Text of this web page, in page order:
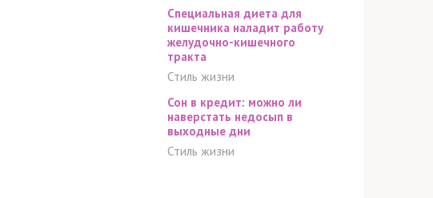
Специальная диета для
кишечника наладит работу
желудочно-кишечного
тракта
Стиль жизни
Сон в кредит: можно ли
наверстать недосып в
выходные дни
Стиль жизни